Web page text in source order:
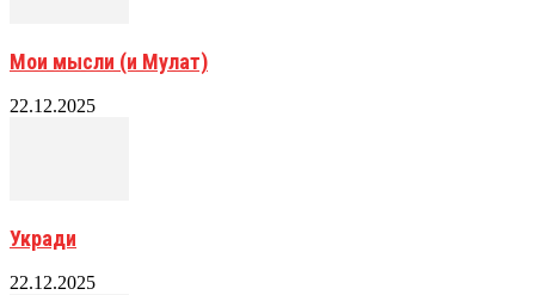
Мои мысли (и Мулат)
22.12.2025
Укради
22.12.2025